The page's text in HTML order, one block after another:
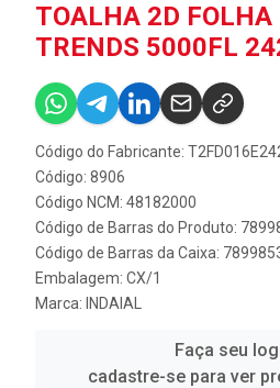
TOALHA 2D FOLHA
TRENDS 5000FL
Código do Fabricante:
Código: 8906
Código NCM: 48182000
Código de Barras do Produto:
Código de Barras da Caixa:
Embalagem: CX/1
Marca: INDAIAL
Faça seu
cadastre-se para ver